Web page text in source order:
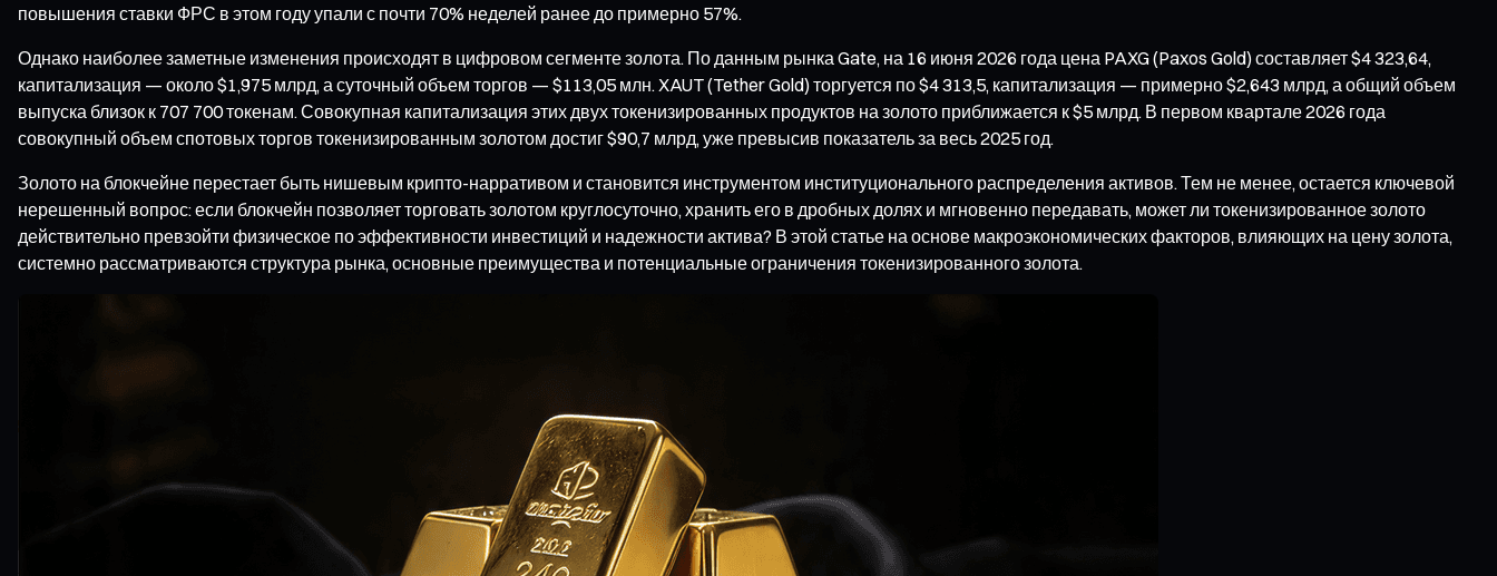
повышения ставки ФРС в этом году упали с почти 70% неделей ранее до примерно 57%.
Однако наиболее заметные изменения происходят в цифровом сегменте золота. По данным рынка Gate, на 16 июня 2026 года цена PAXG (Paxos Gold) составляет $4 323,64,
капитализация — около $1,975 млрд, а суточный объем торгов — $113,05 млн. XAUT (Tether Gold) торгуется по $4 313,5, капитализация — примерно $2,643 млрд, а общий объем
выпуска близок к 707 700 токенам. Совокупная капитализация этих двух токенизированных продуктов на золото приближается к $5 млрд. В первом квартале 2026 года
совокупный объем спотовых торгов токенизированным золотом достиг $90,7 млрд, уже превысив показатель за весь 2025 год.
Золото на блокчейне перестает быть нишевым крипто-нарративом и становится инструментом институционального распределения активов. Тем не менее, остается ключевой
нерешенный вопрос: если блокчейн позволяет торговать золотом круглосуточно, хранить его в дробных долях и мгновенно передавать, может ли токенизированное золото
действительно превзойти физическое по эффективности инвестиций и надежности актива? В этой статье на основе макроэкономических факторов, влияющих на цену золота,
системно рассматриваются структура рынка, основные преимущества и потенциальные ограничения токенизированного золота.